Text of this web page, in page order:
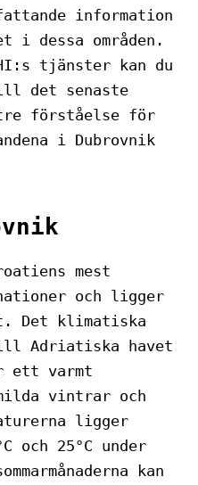
information
i dessa områden.
tjänster kan du
det senaste
förståelse för
i Dubrovnik
mest
och ligger
Det klimatiska
Adriatiska havet
ett varmt
vintrar och
ligger
och 25°C under
kan